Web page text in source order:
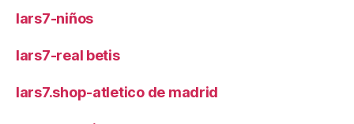
lars7-niños
lars7-real betis
lars7.shop-atletico de madrid